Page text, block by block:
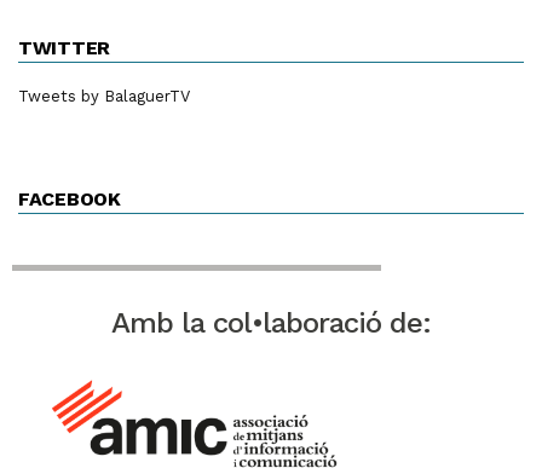
TWITTER
Tweets by BalaguerTV
FACEBOOK
Amb la col•laboració de: